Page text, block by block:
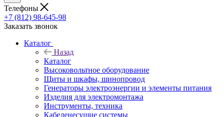
Телефоны
+7 (812) 98-645-98
Заказать звонок
Каталог
Назад
Каталог
Высоковольтное оборудование
Щиты и шкафы, шинопровод
Генераторы электроэнергии и элементы питания
Изделия для электромонтажа
Инструменты, техника
Кабеленесущие системы